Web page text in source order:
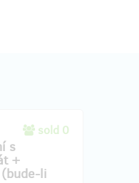
sold 0
s
+
li